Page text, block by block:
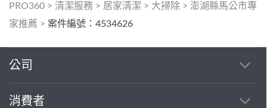
PRO360 > 清潔服務 > 居家清潔 > 大掃除 > 澎湖縣馬公市專
家推薦 > 案件編號：4534626
公司
消費者